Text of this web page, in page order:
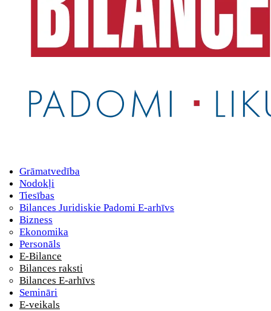
Grāmatvedība
Nodokļi
Tiesības
Bilances Juridiskie Padomi E-arhīvs
Bizness
Ekonomika
Personāls
E-Bilance
Bilances raksti
Bilances E-arhīvs
Semināri
E-veikals